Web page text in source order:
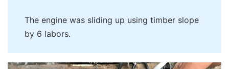
The engine was sliding up using timber slope
by 6 labors.